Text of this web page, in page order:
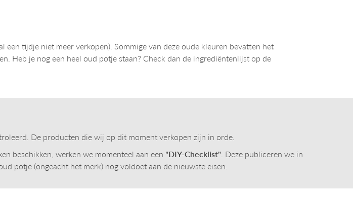
een tijdje niet meer verkopen). Sommige van deze oude kleuren bevatten het
Heb je nog een heel oud potje staan? Check dan de ingrediëntenlijst op de
De producten die wij op dit moment verkopen zijn in orde.
beschikken, werken we momenteel aan een "DIY-Checklist". Deze publiceren we in
potje (ongeacht het merk) nog voldoet aan de nieuwste eisen.